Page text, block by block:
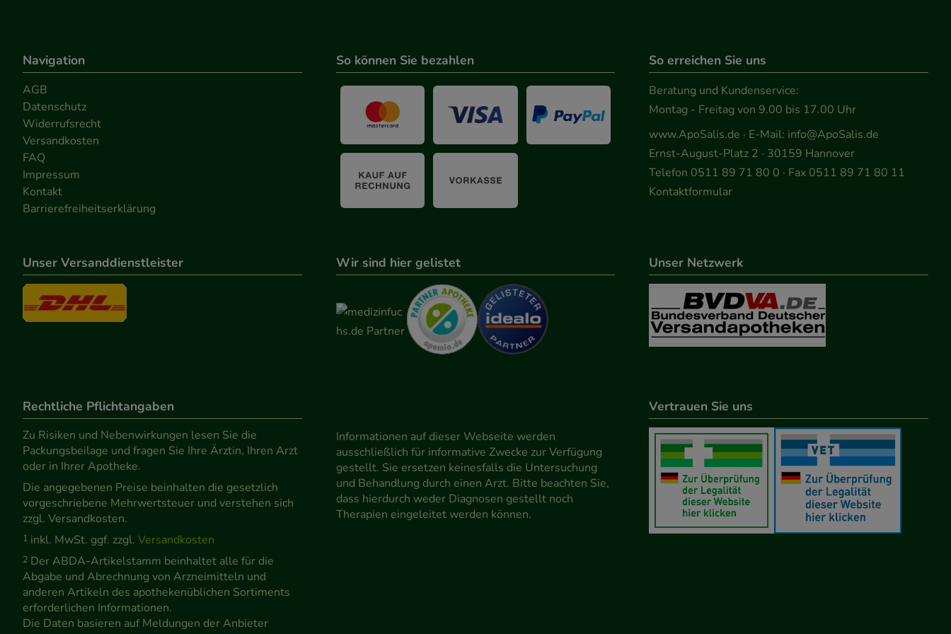
Navigation
AGB
Datenschutz
Widerrufsrecht
Versandkosten
FAQ
Impressum
Kontakt
Barrierefreiheitserklärung
So können Sie bezahlen So erreichen Sie uns
Beratung und Kundenservice:
Montag - Freitag von 9.00 bis 17.00 Uhr
www.ApoSalis.de · E-Mail: info@ApoSalis.de
Ernst-August-Platz 2 · 30159 Hannover
Telefon 0511 89 71 80 0 · Fax 0511 89 71 80 11
Kontaktformular
Unser Versanddienstleister Wir sind hier gelistet Unser Netzwerk
Rechtliche Pflichtangaben
Zu Risiken und Nebenwirkungen lesen Sie die
Packungsbeilage und fragen Sie Ihre Ärztin, Ihren Arzt
oder in Ihrer Apotheke.
Die angegebenen Preise beinhalten die gesetzlich
vorgeschriebene Mehrwertsteuer und verstehen sich
zzgl. Versandkosten.
1 inkl. MwSt. ggf. zzgl. Versandkosten
2 Der ABDA-Artikelstamm beinhaltet alle für die
Abgabe und Abrechnung von Arzneimitteln und
anderen Artikeln des apothekenüblichen Sortiments
erforderlichen Informationen.
Die Daten basieren auf Meldungen der Anbieter
Informationen auf dieser Webseite werden
ausschließlich für informative Zwecke zur Verfügung
gestellt. Sie ersetzen keinesfalls die Untersuchung
und Behandlung durch einen Arzt. Bitte beachten Sie,
dass hierdurch weder Diagnosen gestellt noch
Therapien eingeleitet werden können.
Vertrauen Sie uns